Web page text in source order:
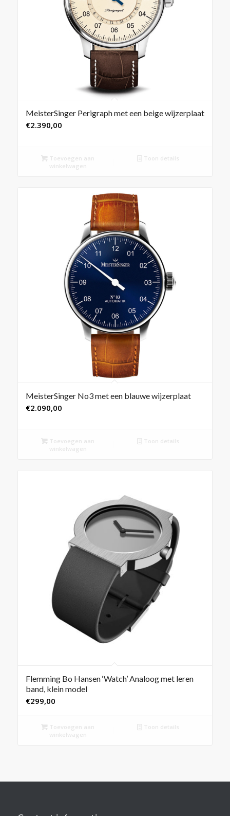
MeisterSinger Perigraph met een beige wijzerplaat
€2.390,00
Toevoegen aan
winkelwagen
Toon details
MeisterSinger No3 met een blauwe wijzerplaat
€2.090,00
Toevoegen aan
winkelwagen
Toon details
Flemming Bo Hansen ‘Watch’ Analoog met leren
band, klein model
€299,00
Toevoegen aan
winkelwagen
Toon details